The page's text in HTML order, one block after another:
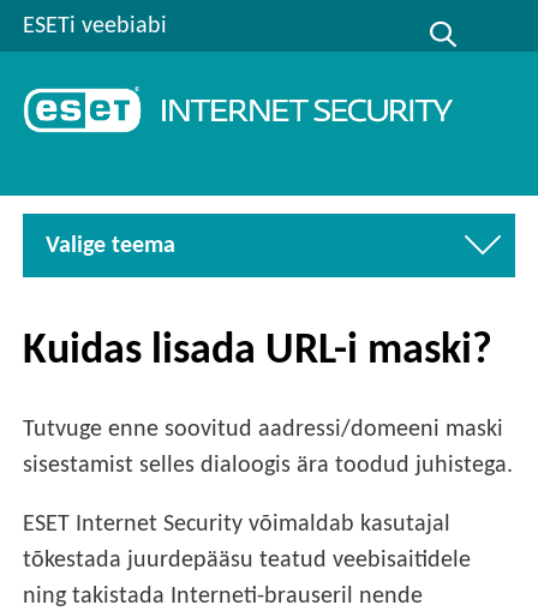
ESETi veebiabi
Valige teema
Kuidas lisada URL-i maski?
Tutvuge enne soovitud aadressi/domeeni maski
sisestamist selles dialoogis ära toodud juhistega.
ESET Internet Security võimaldab kasutajal
tõkestada juurdepääsu teatud veebisaitidele
ning takistada Interneti-brauseril nende